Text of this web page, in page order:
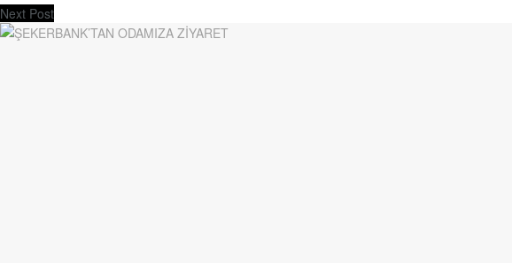
Next Post